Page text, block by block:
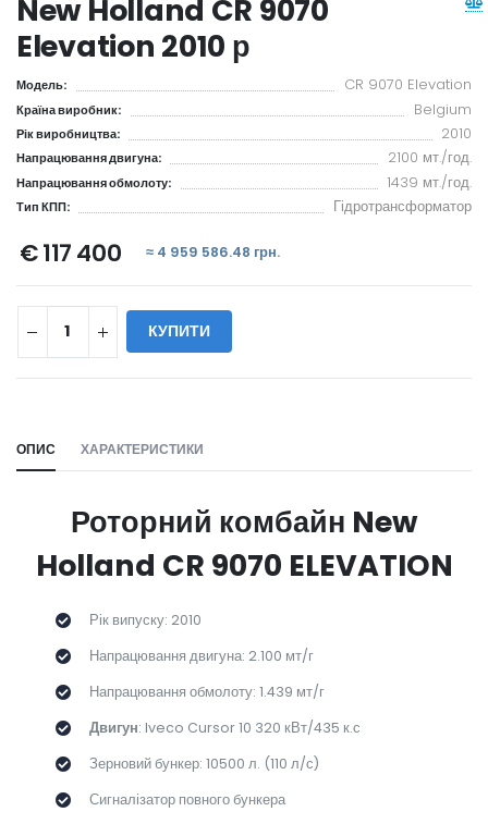
New Holland CR 9070
Elevation 2010 р
Модель: CR 9070 Elevation
Країна виробник: Belgium
Рік виробництва: 2010
Напрацювання двигуна: 2100 мт./год.
Напрацювання обмолоту: 1439 мт./год.
Тип КПП: Гідротрансформатор
€ 117 400 ≈ 4 959 586.48 грн.
КУПИТИ
ОПИС ХАРАКТЕРИСТИКИ
Роторний комбайн New
Holland CR 9070 ELEVATION
Рік випуску: 2010
Напрацювання двигуна: 2.100 мт/г
Напрацювання обмолоту: 1.439 мт/г
Двигун: Iveco Cursor 10 320 кВт/435 к.с
Зерновий бункер: 10500 л. (110 л/с)
Сигналізатор повного бункера